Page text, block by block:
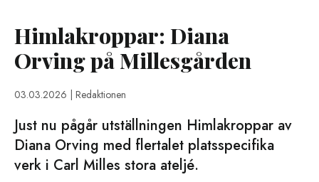
Himlakroppar: Diana
Orving på Millesgården
03.03.2026 | Redaktionen
Just nu pågår utställningen Himlakroppar av
Diana Orving med flertalet platsspecifika
verk i Carl Milles stora ateljé.